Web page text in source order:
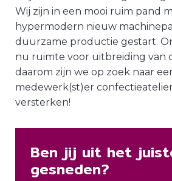
Wij zijn in een mooi ruim pand
hypermodern nieuw
duurzame productie gestart.
nu ruimte voor uitbreiding van
daarom zijn we op zoek naar
medewerk(st)er
versterken!
Ben jij uit het
gesneden?